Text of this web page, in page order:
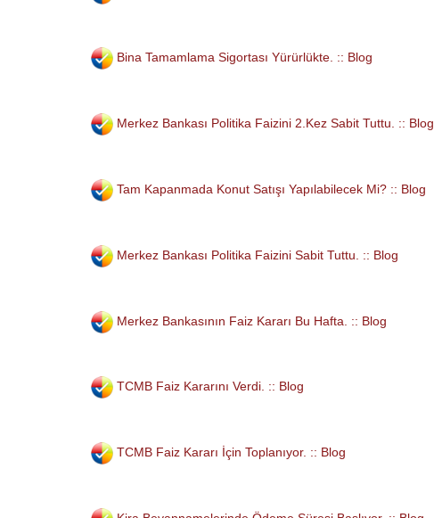
Bina Tamamlama Sigortası Yürürlükte. :: Blog
Merkez Bankası Politika Faizini 2.Kez Sabit Tuttu. :: Blog
Tam Kapanmada Konut Satışı Yapılabilecek Mi? :: Blog
Merkez Bankası Politika Faizini Sabit Tuttu. :: Blog
Merkez Bankasının Faiz Kararı Bu Hafta. :: Blog
TCMB Faiz Kararını Verdi. :: Blog
TCMB Faiz Kararı İçin Toplanıyor. :: Blog